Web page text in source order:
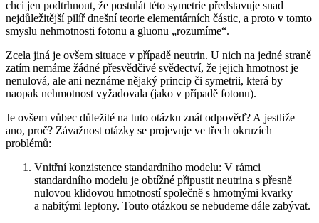
chci jen podtrhnout, že postulát této symetrie představuje snad
nejdůležitější pilíř dnešní teorie elementárních částic, a proto v tomto
smyslu nehmotnosti fotonu a gluonu „rozumíme“.
Zcela jiná je ovšem situace v případě neutrin. U nich na jedné straně
zatím nemáme žádné přesvědčivé svědectví, že jejich hmotnost je
nenulová, ale ani neznáme nějaký princip či symetrii, která by
naopak nehmotnost vyžadovala (jako v případě fotonu).
Je ovšem vůbec důležité na tuto otázku znát odpověď? A jestliže
ano, proč? Závažnost otázky se projevuje ve třech okruzích
problémů:
Vnitřní konzistence standardního modelu: V rámci
standardního modelu je obtížné připustit neutrina s přesně
nulovou klidovou hmotností společně s hmotnými kvarky
a nabitými leptony. Touto otázkou se nebudeme dále zabývat.